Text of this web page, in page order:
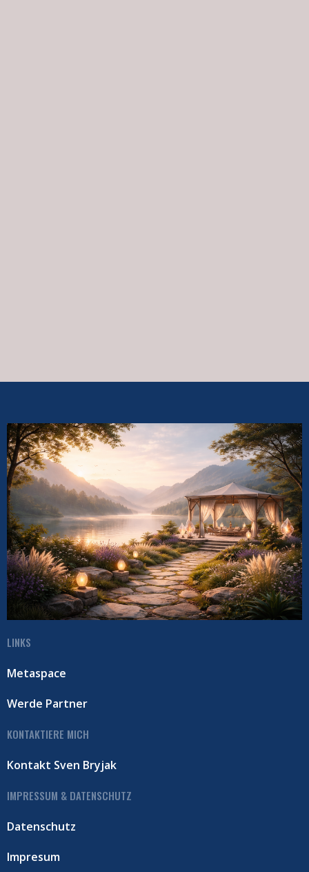
LINKS
Metaspace
Werde Partner
KONTAKTIERE MICH
Kontakt Sven Bryjak
IMPRESSUM & DATENSCHUTZ
Datenschutz
Impresum